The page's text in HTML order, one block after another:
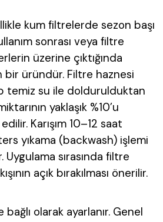
kum filtrelerde sezon başı
sonrası veya filtre
üzerine çıktığında
bir üründür. Filtre haznesi
temiz su ile doldurulduktan
yaklaşık %10’u
Karışım 10–12 saat
yıkama (backwash) işlemi
sırasında filtre
açık bırakılması önerilir.
olarak ayarlanır. Genel